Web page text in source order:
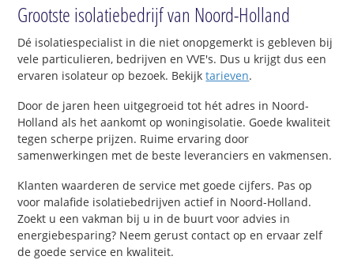
Grootste isolatiebedrijf van Noord-Holland
Dé isolatiespecialist in die niet onopgemerkt is gebleven bij
vele particulieren, bedrijven en VVE's. Dus u krijgt dus een
ervaren isolateur op bezoek. Bekijktarieven.
Door de jaren heen uitgegroeid tot hét adres in Noord-
Holland als het aankomt op woningisolatie. Goede kwaliteit
tegen scherpe prijzen. Ruime ervaring door
samenwerkingen met de beste leveranciers en vakmensen.
Klanten waarderen de service met goede cijfers. Pas op
voor malafide isolatiebedrijven actief in Noord-Holland.
Zoekt u een vakman bij u in de buurt voor advies in
energiebesparing? Neem gerust contact op en ervaar zelf
de goede service en kwaliteit.